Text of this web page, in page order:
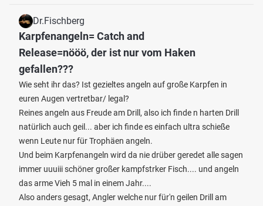
Dr.Fischberg
Karpfenangeln= Catch and
Release=nööö, der ist nur vom Haken
gefallen???
Wie seht ihr das? Ist gezieltes angeln auf große Karpfen in
euren Augen vertretbar/ legal?
Reines angeln aus Freude am Drill, also ich finde n harten Drill
natürlich auch geil... aber ich finde es einfach ultra schieße
wenn Leute nur für Trophäen angeln.
Und beim Karpfenangeln wird da nie drüber geredet alle sagen
immer uuuiii schöner großer kampfstrker Fisch.... und angeln
das arme Vieh 5 mal in einem Jahr....
Also anders gesagt, Angler welche nur für'n geilen Drill am